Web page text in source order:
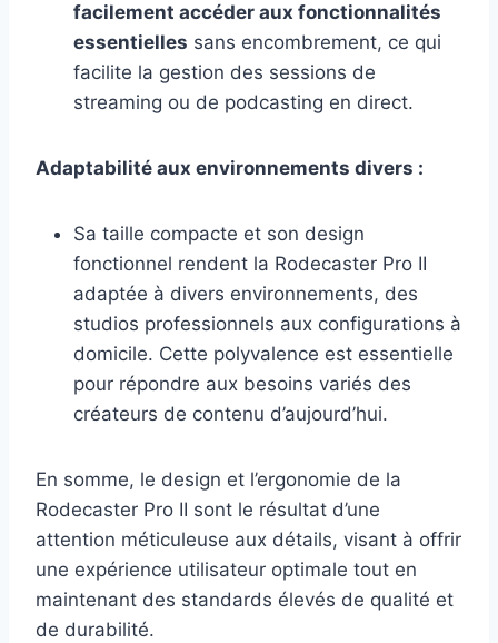
facilement accéder aux fonctionnalités
essentielles sans encombrement, ce qui
facilite la gestion des sessions de
streaming ou de podcasting en direct.
Adaptabilité aux environnements divers :
Sa taille compacte et son design
fonctionnel rendent la Rodecaster Pro II
adaptée à divers environnements, des
studios professionnels aux configurations à
domicile. Cette polyvalence est essentielle
pour répondre aux besoins variés des
créateurs de contenu d’aujourd’hui.
En somme, le design et l’ergonomie de la
Rodecaster Pro II sont le résultat d’une
attention méticuleuse aux détails, visant à offrir
une expérience utilisateur optimale tout en
maintenant des standards élevés de qualité et
de durabilité.